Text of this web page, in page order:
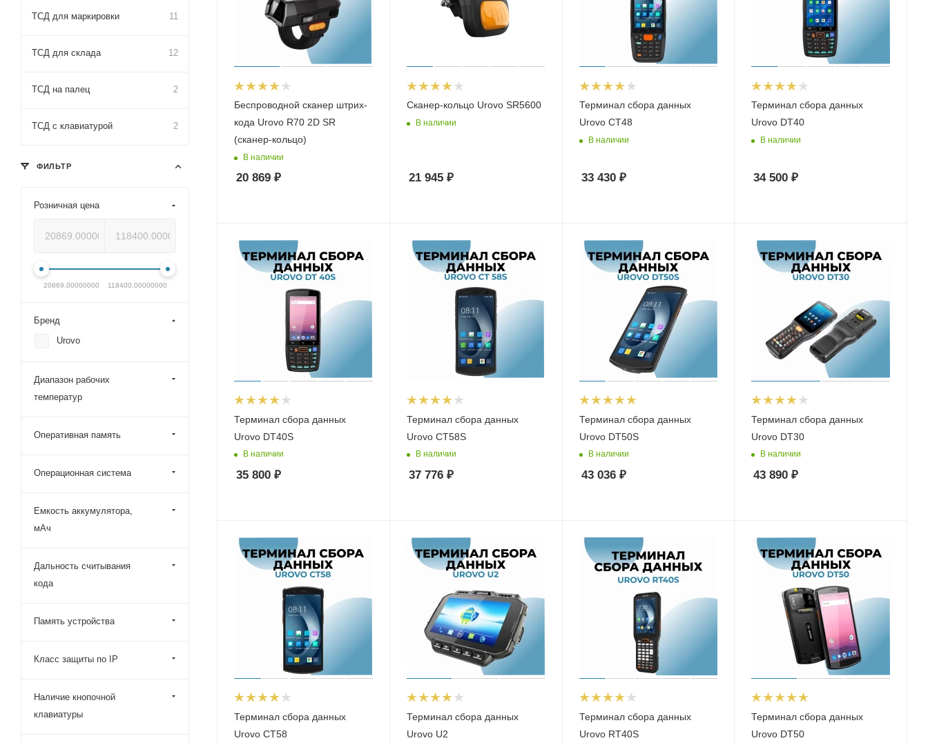
Беспроводной сканер штрих-
кода Urovo R70 2D SR
(сканер-кольцо)
В наличии
20 869 ₽
Сканер-кольцо Urovo SR5600
В наличии
21 945₽
Терминал сбора данных
Urovo CT48
В наличии
33 430₽
Терминал сбора данных
Urovo DT40
В наличии
34 500 ₽
Терминал сбора данных
Urovo DT40S
В наличии
35 800 ₽
Терминал сбора данных
Urovo CT58S
В наличии
37 776₽
Терминал сбора данных
Urovo DT50S
В наличии
43 036₽
Терминал сбора данных
Urovo DT30
В наличии
43 890 ₽
Терминал сбора данных
Urovo CT58
Терминал сбора данных
Urovo U2
Терминал сбора данных
Urovo RT40S
Терминал сбора данных
Urovo DT50
ТСД для маркировки 11
ТСД для склада 12
ТСД на палец 2
ТСД с клавиатурой 2
ФИЛЬТР
Розничная цена
20869.00000000 118400.00000000
Бренд
Urovo
Диапазон рабочих
температур
Оперативная память
Операционная система
Емкость аккумулятора,
мАч
Дальность считывания
кода
Память устройства
Класс защиты по IP
Наличие кнопочной
клавиатуры